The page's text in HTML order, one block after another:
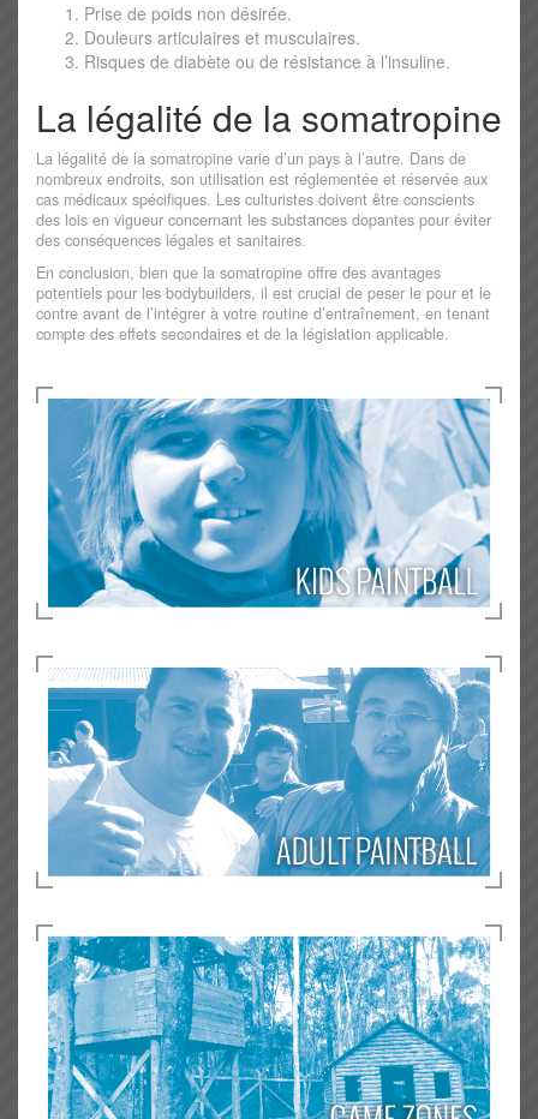
Prise de poids non désirée.
Douleurs articulaires et musculaires.
Risques de diabète ou de résistance à l’insuline.
La légalité de la somatropine
La légalité de la somatropine varie d’un pays à l’autre. Dans de
nombreux endroits, son utilisation est réglementée et réservée aux
cas médicaux spécifiques. Les culturistes doivent être conscients
des lois en vigueur concernant les substances dopantes pour éviter
des conséquences légales et sanitaires.
En conclusion, bien que la somatropine offre des avantages
potentiels pour les bodybuilders, il est crucial de peser le pour et le
contre avant de l’intégrer à votre routine d’entraînement, en tenant
compte des effets secondaires et de la législation applicable.